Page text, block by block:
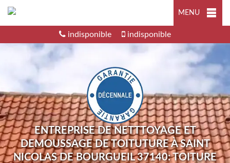
MENU
indisponible indisponible
ENTREPRISE DE NETTTOYAGE ET
DEMOUSSAGE DE TOITUTURE À SAINT
NICOLAS DE BOURGUEIL 37140: TOITURE